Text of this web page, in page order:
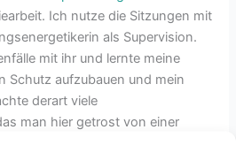
Ich nutze die Sitzungen mit
als Supervision.
mit ihr und lernte meine
Schutz aufzubauen und mein
derart viele
man hier getrost von einer